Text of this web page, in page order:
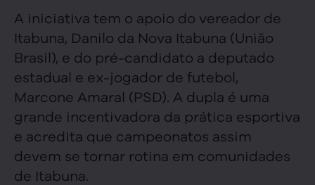
A iniciativa tem o apoio do vereador de
Itabuna, Danilo da Nova Itabuna (União
Brasil), e do pré-candidato a deputado
estadual e ex-jogador de futebol,
Marcone Amaral (PSD). A dupla é uma
grande incentivadora da prática esportiva
e acredita que campeonatos assim
devem se tornar rotina em comunidades
de Itabuna.